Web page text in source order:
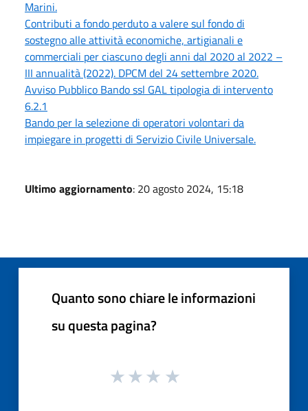
Marini.
Contributi a fondo perduto a valere sul fondo di
sostegno alle attività economiche, artigianali e
commerciali per ciascuno degli anni dal 2020 al 2022 –
III annualità (2022). DPCM del 24 settembre 2020.
Avviso Pubblico Bando ssl GAL tipologia di intervento
6.2.1
Bando per la selezione di operatori volontari da
impiegare in progetti di Servizio Civile Universale.
Ultimo aggiornamento: 20 agosto 2024, 15:18
Quanto sono chiare le informazioni
su questa pagina?